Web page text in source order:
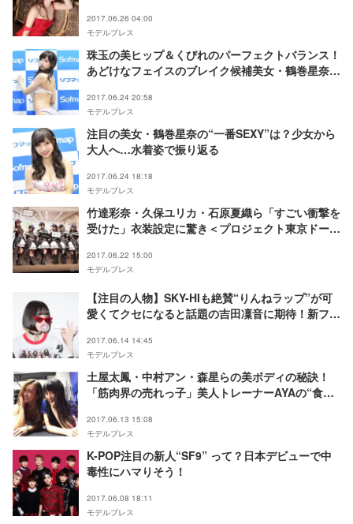
2017.06.26 04:00
モデルプレス
珠玉の美ヒップ＆くびれのパーフェクトバランス！
あどけなフェイスのブレイク候補美女・鶴巻星奈っ
2017.06.24 20:58
モデルプレス
注目の美女・鶴巻星奈の“一番SEXY”は？少女から
大人へ…水着姿で振り返る
2017.06.24 18:18
モデルプレス
竹達彩奈・久保ユリカ・石原夏織ら「すごい衝撃を
受けた」衣装設定に驚き＜プロジェクト東京ドール
2017.06.22 15:00
モデルプレス
【注目の人物】SKY-HIも絶賛“りんねラップ”が可
愛くてクセになると話題の吉田凜音に期待！新ファ
2017.06.14 14:45
モデルプレス
土屋太鳳・中村アン・森星らの美ボディの秘訣！
「筋肉界の売れっ子」美人トレーナーAYAの“食事
2017.06.13 15:08
モデルプレス
K-POP注目の新人“SF9” って？日本デビューで中
毒性にハマりそう！
2017.06.08 18:11
モデルプレス